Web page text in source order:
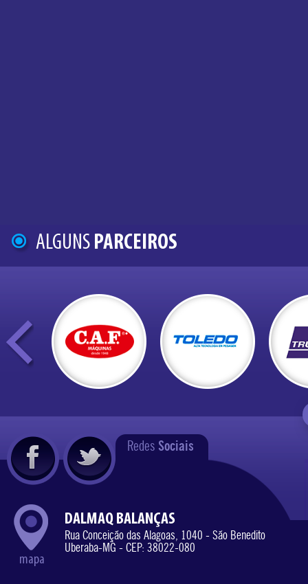
ALGUNS PARCEIROS
Redes Sociais
mapa
DALMAQ BALANÇAS
Rua Conceição das Alagoas, 1040 - São Benedito
Uberaba-MG - CEP: 38022-080